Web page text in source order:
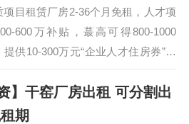
商：22.54亩、184.72亩、254.4…
项目租赁厂房2-36个月免租，人才项
600万补贴，蕞高可得800-1000
提供10-300万元“企业人才住房券”，
电路项目设备补贴蕞高3000万元，具
目一事一议。一手工业用地招商出
位处沪、杭、苏、甬一小时经济圈
】干窑厂房出租 可分割出
期